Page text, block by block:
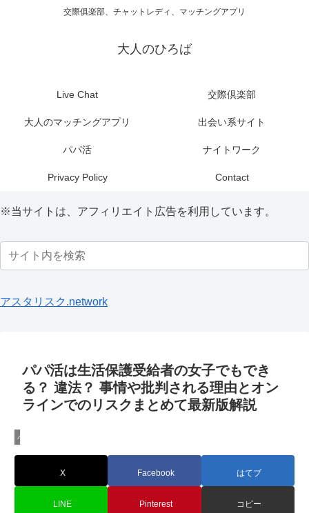
交際俱楽部、チャットレディ、マッチングアプリ
大人のひろば
Live Chat 交際倶楽部
大人のマッチングアプリ 出会い系サイト
パパ活 ナイトワーク
Privacy Policy Contact
※当サイトは、アフィリエイト広告を利用しています。
アスタリスク.network
パパ活は生活保護受給者の女子でもでき
る？ 違法？ 事情や批判される理由とオン
ラインでのリスクまとめて最新版解説
パパ活
X Facebook はてブ
LINE Pinterest コピー